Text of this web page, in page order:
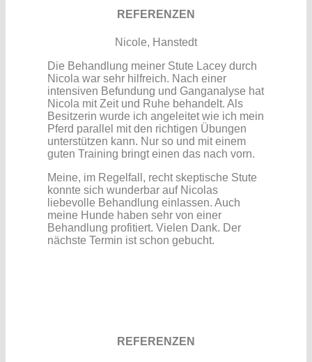
REFERENZEN
Nicole, Hanstedt
Die Behandlung meiner Stute Lacey durch
Nicola war sehr hilfreich. Nach einer
intensiven Befundung und Ganganalyse hat
Nicola mit Zeit und Ruhe behandelt. Als
Besitzerin wurde ich angeleitet wie ich mein
Pferd parallel mit den richtigen Übungen
unterstützen kann. Nur so und mit einem
guten Training bringt einen das nach vorn.
Meine, im Regelfall, recht skeptische Stute
konnte sich wunderbar auf Nicolas
liebevolle Behandlung einlassen. Auch
meine Hunde haben sehr von einer
Behandlung profitiert. Vielen Dank. Der
nächste Termin ist schon gebucht.
REFERENZEN